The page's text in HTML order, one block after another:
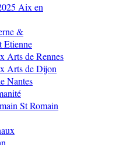
Aix en
&
Etienne
Arts de Rennes
Arts de Dijon
Nantes
St Romain